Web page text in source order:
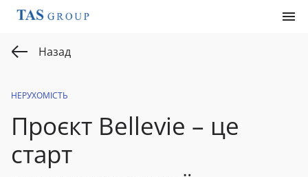
Назад
НЕРУХОМІСТЬ
Проєкт Bellevie – це
старт